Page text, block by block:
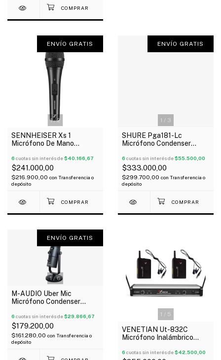
1/2
ENVÍO GRATIS
SENNHEISER Xs 1
Micrófono De Mano
Conector Xlr
6 cuotas sin interés de$40.166,67
$241.000,00
$216.900,00 con Transferencia o
depósito
1 / 3
ENVÍO GRATIS
SHURE Pga181-Lc
Micrófono Condenser
Lateral
6 cuotas sin interés de$55.500,00
$333.000,00
$299.700,00 con Transferencia o
depósito
1/6
ENVÍO GRATIS
M-AUDIO Uber Mic
Micrófono Condenser
6 cuotas sin interés de$29.866,67
$179.200,00
$161.280,00 con Transferencia o
depósito
1 / 5
VENETIAN Ut-832C
Micrófono Inalámbrico
6 cuotas sin interés de$42.500,00